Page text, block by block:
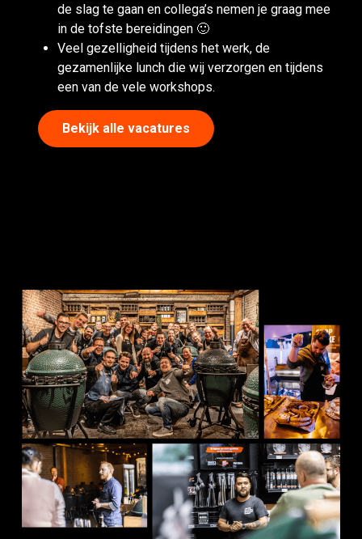
de slag te gaan en collega’s nemen je graag mee
in de tofste bereidingen 🙂
Veel gezelligheid tijdens het werk, de
gezamenlijke lunch die wij verzorgen en tijdens
een van de vele workshops.
Bekijk alle vacatures